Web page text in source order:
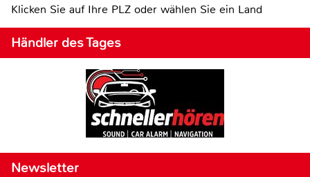
Klicken Sie auf Ihre PLZ oder wählen Sie ein Land
Händler des Tages
Newsletter